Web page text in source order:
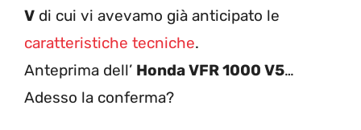
V di cui vi avevamo già anticipato le
caratteristiche tecniche.
Anteprima dell’ Honda VFR 1000 V5…
Adesso la conferma?